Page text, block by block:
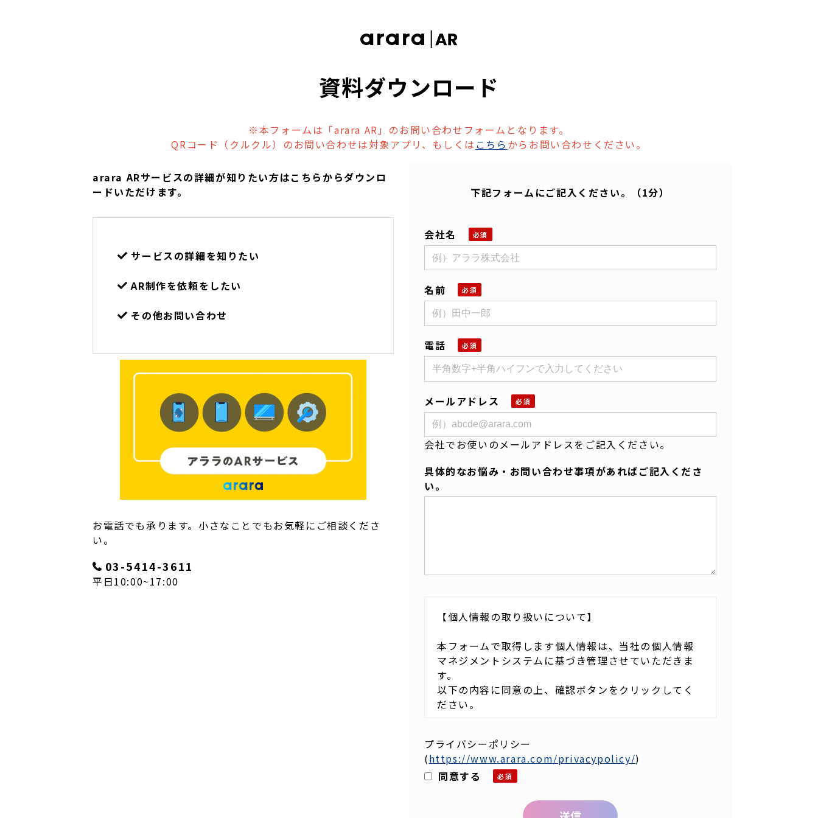
資料ダウンロード
※本フォームは「arara AR」のお問い合わせフォームとなります。
QRコード（クルクル）のお問い合わせは対象アプリ、もしくは こちら からお問い合わせください。
arara ARサービスの詳細が知りたい方はこちらからダウンロ
ードいただけます。
サービスの詳細を知りたい
AR制作を依頼をしたい
その他お問い合わせ
お電話でも承ります。小さなことでもお気軽にご相談くださ
い。
03-5414-3611
平日10:00~17:00
下記フォームにご記入ください。（1分）
会社名
名前
電話
メールアドレス
会社でお使いのメールアドレスをご記入ください。
具体的なお悩み・お問い合わせ事項があればご記入くださ
い。
【個人情報の取り扱いについて】
本フォームで取得します個人情報は、当社の個人情報
マネジメントシステムに基づき管理させていただきま
す。
以下の内容に同意の上、確認ボタンをクリックしてく
ださい。
弊社からのメール配信（製品のご案内・イベントのお
知らせ等）の目的で使用します。
・個人情報保護管理責任者は管理本部長となります。
プライバシーポリシー
(https://www.arara.com/privacypolicy/)
同意する